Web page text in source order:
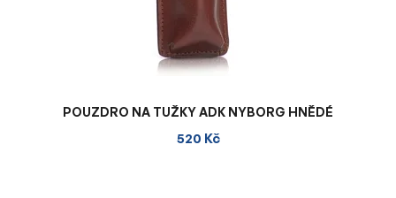
POUZDRO NA TUŽKY ADK NYBORG HNĚDÉ
520 Kč